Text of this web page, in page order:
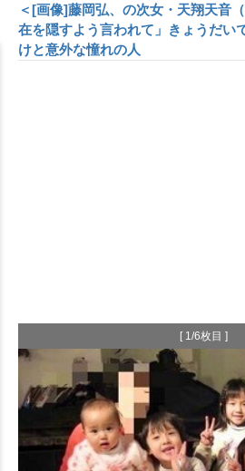
＜[画像]藤岡弘、の次女・天翔天音
在を隠すよう言われて」きょうだい
けと意外な憧れの人
[ 1/6枚目 ]